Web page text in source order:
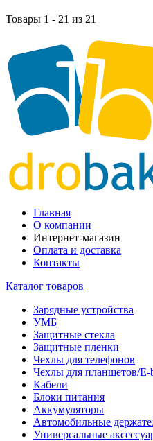
Товары 1 - 21 из 21
Главная
О компании
Интернет-магазин
Оплата и доставка
Контакты
Каталог товаров
Зарядные устройства
УМБ
Защитные стекла
Защитные пленки
Чехлы для телефонов
Чехлы для планшетов/E-
Кабели
Блоки питания
Аккумуляторы
Автомобильные
Универсальные